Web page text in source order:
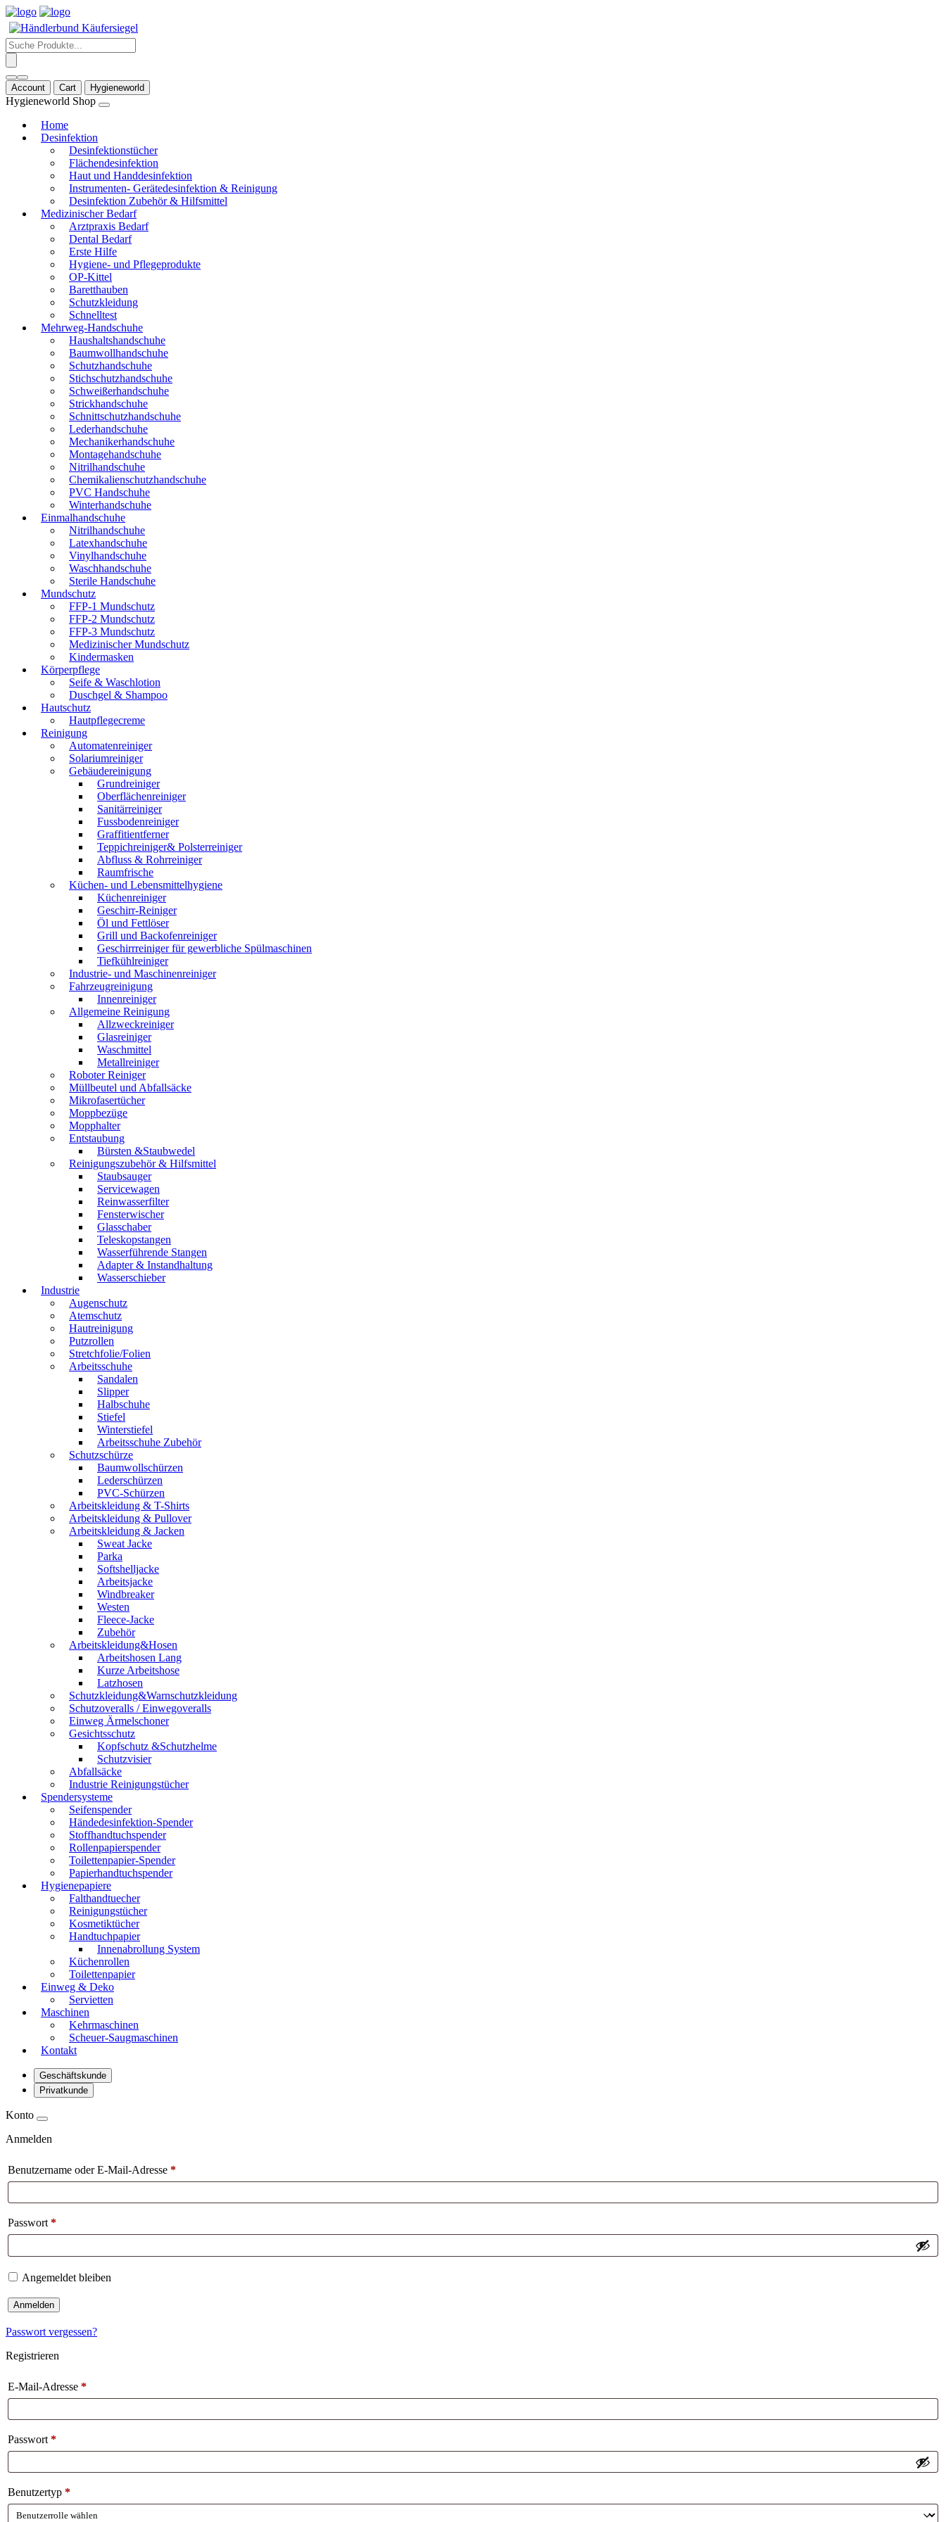
Products
search
Account Cart Hygieneworld
Hygieneworld Shop
Home
Desinfektion
Desinfektionstücher
Flächendesinfektion
Haut und Handdesinfektion
Instrumenten- Gerätedesinfektion & Reinigung
Desinfektion Zubehör & Hilfsmittel
Medizinischer Bedarf
Arztpraxis Bedarf
Dental Bedarf
Erste Hilfe
Hygiene- und Pflegeprodukte
OP-Kittel
Baretthauben
Schutzkleidung
Schnelltest
Mehrweg-Handschuhe
Haushaltshandschuhe
Baumwollhandschuhe
Schutzhandschuhe
Stichschutzhandschuhe
Schweißerhandschuhe
Strickhandschuhe
Schnittschutzhandschuhe
Lederhandschuhe
Mechanikerhandschuhe
Montagehandschuhe
Nitrilhandschuhe
Chemikalienschutzhandschuhe
PVC Handschuhe
Winterhandschuhe
Einmalhandschuhe
Nitrilhandschuhe
Latexhandschuhe
Vinylhandschuhe
Waschhandschuhe
Sterile Handschuhe
Mundschutz
FFP-1 Mundschutz
FFP-2 Mundschutz
FFP-3 Mundschutz
Medizinischer Mundschutz
Kindermasken
Körperpflege
Seife & Waschlotion
Duschgel & Shampoo
Hautschutz
Hautpflegecreme
Reinigung
Automatenreiniger
Solariumreiniger
Gebäudereinigung
Grundreiniger
Oberflächenreiniger
Sanitärreiniger
Fussbodenreiniger
Graffitientferner
Teppichreiniger& Polsterreiniger
Abfluss & Rohrreiniger
Raumfrische
Küchen- und Lebensmittelhygiene
Küchenreiniger
Geschirr-Reiniger
Öl und Fettlöser
Grill und Backofenreiniger
Geschirrreiniger für gewerbliche Spülmaschinen
Tiefkühlreiniger
Industrie- und Maschinenreiniger
Fahrzeugreinigung
Innenreiniger
Allgemeine Reinigung
Allzweckreiniger
Glasreiniger
Waschmittel
Metallreiniger
Roboter Reiniger
Müllbeutel und Abfallsäcke
Mikrofasertücher
Moppbezüge
Mopphalter
Entstaubung
Bürsten &Staubwedel
Reinigungszubehör & Hilfsmittel
Staubsauger
Servicewagen
Reinwasserfilter
Fensterwischer
Glasschaber
Teleskopstangen
Wasserführende Stangen
Adapter & Instandhaltung
Wasserschieber
Industrie
Augenschutz
Atemschutz
Hautreinigung
Putzrollen
Stretchfolie/Folien
Arbeitsschuhe
Sandalen
Slipper
Halbschuhe
Stiefel
Winterstiefel
Arbeitsschuhe Zubehör
Schutzschürze
Baumwollschürzen
Lederschürzen
PVC-Schürzen
Arbeitskleidung & T-Shirts
Arbeitskleidung & Pullover
Arbeitskleidung & Jacken
Sweat Jacke
Parka
Softshelljacke
Arbeitsjacke
Windbreaker
Westen
Fleece-Jacke
Zubehör
Arbeitskleidung&Hosen
Arbeitshosen Lang
Kurze Arbeitshose
Latzhosen
Schutzkleidung&Warnschutzkleidung
Schutzoveralls / Einwegoveralls
Einweg Ärmelschoner
Gesichtsschutz
Kopfschutz &Schutzhelme
Schutzvisier
Abfallsäcke
Industrie Reinigungstücher
Spendersysteme
Seifenspender
Händedesinfektion-Spender
Stoffhandtuchspender
Rollenpapierspender
Toilettenpapier-Spender
Papierhandtuchspender
Hygienepapiere
Falthandtuecher
Reinigungstücher
Kosmetiktücher
Handtuchpapier
Innenabrollung System
Küchenrollen
Toilettenpapier
Einweg & Deko
Servietten
Maschinen
Kehrmaschinen
Scheuer-Saugmaschinen
Kontakt
Geschäftskunde
Privatkunde
Konto
Anmelden
Benutzername oder E-Mail-Adresse *
Passwort *
Angemeldet bleiben
Anmelden
Passwort vergessen?
Registrieren
E-Mail-Adresse *
Passwort *
Benutzertyp *